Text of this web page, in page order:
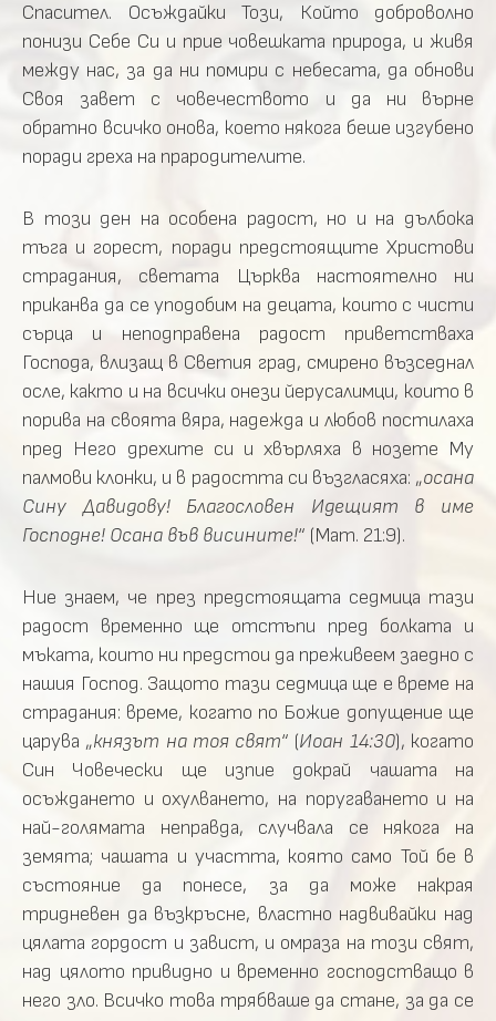
Спасител. Осъждайки Този, Който доброволно
понизи Себе Си и прие човешката природа, и живя
между нас, за да ни помири с небесата, да обнови
Своя завет с човечеството и да ни върне
обратно всичко онова, което някога беше изгубено
поради греха на прародителите.
В този ден на особена радост, но и на дълбока
тъга и горест, поради предстоящите Христови
страдания, светата Църква настоятелно ни
приканва да се уподобим на децата, които с чисти
сърца и неподправена радост приветстваха
Господа, влизащ в Светия град, смирено възседнал
осле, както и на всички онези йерусалимци, които в
порива на своята вяра, надежда и любов постилаха
пред Него дрехите си и хвърляха в нозете Му
палмови клонки, и в радостта си възгласяха: „осана
Сину Давидову! Благословен Идещият в име
Господне! Осана във висините!“ (Мат. 21:9).
Ние знаем, че през предстоящата седмица тази
радост временно ще отстъпи пред болката и
мъката, които ни предстои да преживеем заедно с
нашия Господ. Защото тази седмица ще е време на
страдания: време, когато по Божие допущение ще
царува „князът на тоя свят“ (Иоан 14:30), когато
Син Човечески ще изпие докрай чашата на
осъждането и охулването, на поругаването и на
най-голямата неправда, случвала се някога на
земята; чашата и участта, която само Той бе в
състояние да понесе, за да може накрая
тридневен да възкръсне, властно надвивайки над
цялата гордост и завист, и омраза на този свят,
над цялото привидно и временно господстващо в
него зло. Всичко това трябваше да стане, за да се